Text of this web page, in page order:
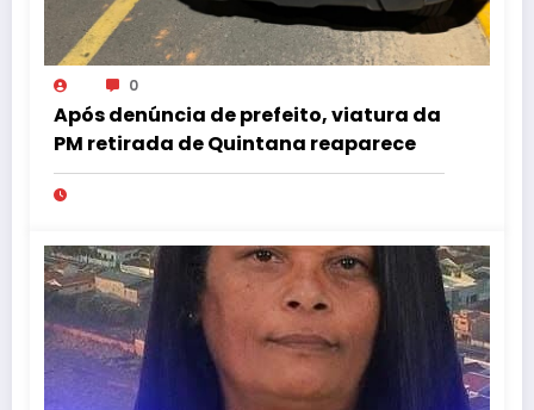
0
Após denúncia de prefeito, viatura da
PM retirada de Quintana reaparece